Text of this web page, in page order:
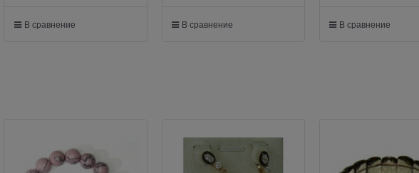
В сравнение В сравнение В сравнение